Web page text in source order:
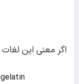
اگر معنی این
gelatin